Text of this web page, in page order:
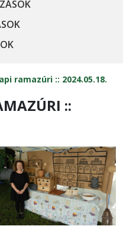
ramazúri :: 2024.05.18.
::